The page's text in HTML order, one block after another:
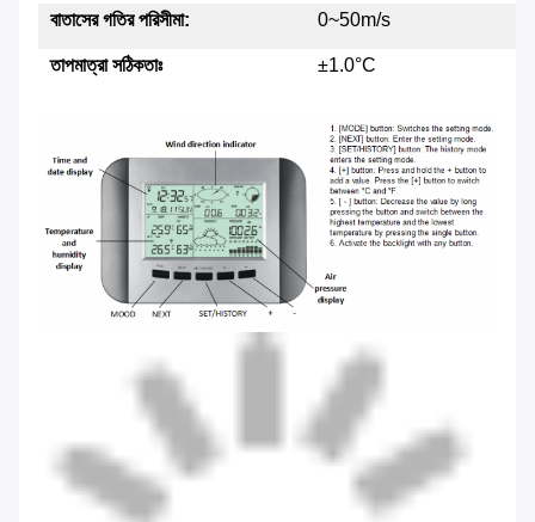
বাতাসের গতির পরিসীমা: 0~50m/s
তাপমাত্রা সঠিকতাঃ ±1.0°C